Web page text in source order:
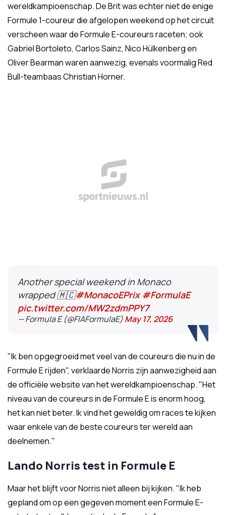
wereldkampioenschap. De Brit was echter niet de enige
Formule 1-coureur die afgelopen weekend op het circuit
verscheen waar de Formule E-coureurs raceten; ook
Gabriel Bortoleto, Carlos Sainz, Nico Hülkenberg en
Oliver Bearman waren aanwezig, evenals voormalig Red
Bull-teambaas Christian Horner.
Another special weekend in Monaco
wrapped 🇲🇨#MonacoEPrix #FormulaE
pic.twitter.com/MW2zdmPPY7
— Formula E (@FIAFormulaE)May 17, 2026
"Ik ben opgegroeid met veel van de coureurs die nu in de
Formule E rijden", verklaarde Norris zijn aanwezigheid aan
de officiële website van het wereldkampioenschap. "Het
niveau van de coureurs in de Formule E is enorm hoog,
het kan niet beter. Ik vind het geweldig om races te kijken
waar enkele van de beste coureurs ter wereld aan
deelnemen."
Lando Norris test in Formule E
Maar het blijft voor Norris niet alleen bij kijken. "Ik heb
gepland om op een gegeven moment een Formule E-